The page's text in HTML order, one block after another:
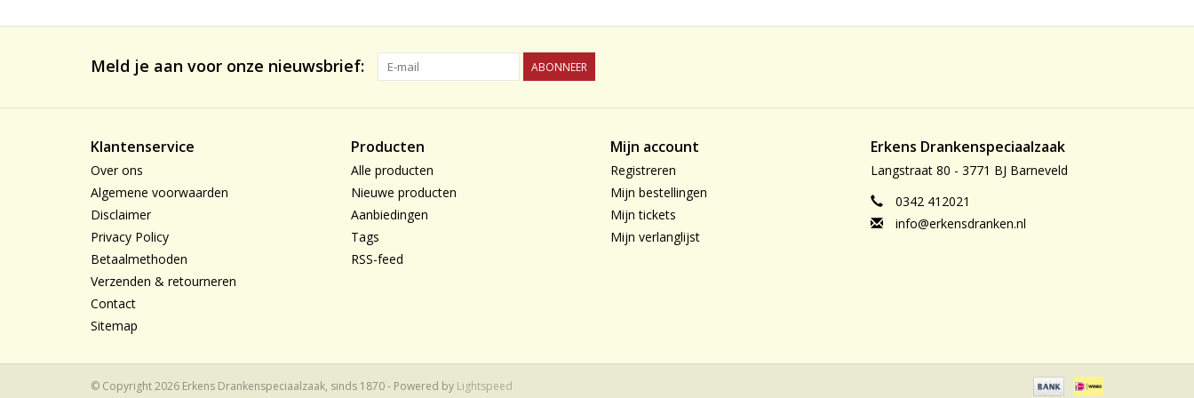
Meld je aan voor onze nieuwsbrief: ABONNEER
Klantenservice
Over ons
Algemene voorwaarden
Disclaimer
Privacy Policy
Betaalmethoden
Verzenden & retourneren
Contact
Sitemap
Producten
Alle producten
Nieuwe producten
Aanbiedingen
Tags
RSS-feed
Mijn account
Registreren
Mijn bestellingen
Mijn tickets
Mijn verlanglijst
Erkens Drankenspeciaalzaak
Langstraat 80 - 3771 BJ Barneveld
0342 412021
info@erkensdranken.nl
© Copyright 2026 Erkens Drankenspeciaalzaak, sinds 1870 - Powered by Lightspeed